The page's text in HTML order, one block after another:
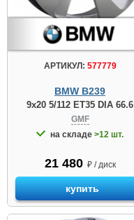
АРТИКУЛ: 577779
BMW B239
9x20 5/112 ET35 DIA 66.6
GMF
на складе >12 шт.
21 480 ₽ / диск
купить